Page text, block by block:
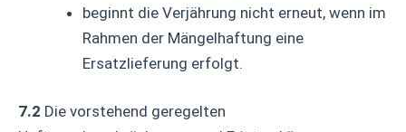
beginnt die Verjährung nicht erneut, wenn im
Rahmen der Mängelhaftung eine
Ersatzlieferung erfolgt.
7.2 Die vorstehend geregelten